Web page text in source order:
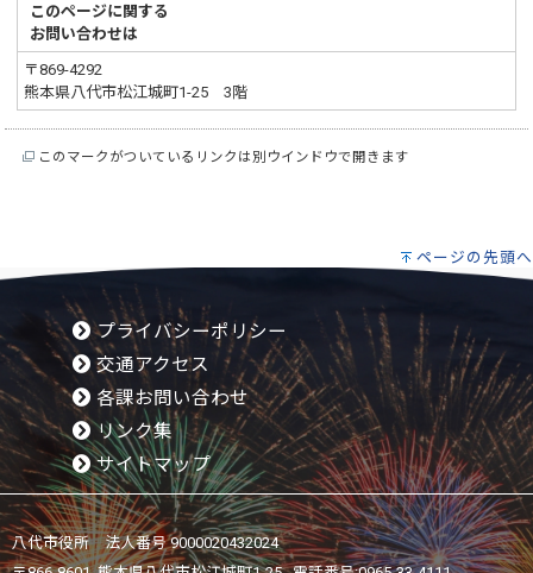
このページに関する
お問い合わせは
〒869-4292
熊本県八代市松江城町1-25 3階
このマークがついているリンクは別ウインドウで開きます
ページの先頭へ
プライバシーポリシー
交通アクセス
各課お問い合わせ
リンク集
サイトマップ
八代市役所 法人番号 9000020432024